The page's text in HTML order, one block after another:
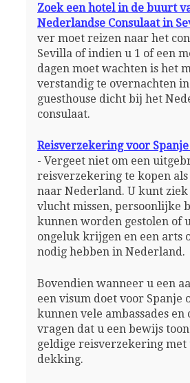
Zoek een hotel in de buurt
Nederlandse Consulaat in
ver moet reizen naar het
Sevilla of indien u 1 of een
dagen moet wachten is het
verstandig te overnachten
guesthouse dicht bij het
consulaat.
Reisverzekering voor
- Vergeet niet om een
reisverzekering te kopen als
naar Nederland. U kunt
vlucht missen, persoonlijke
kunnen worden gestolen of
ongeluk krijgen en een arts
nodig hebben in Nederland.
Bovendien wanneer u een
een visum doet voor Spanje
kunnen vele ambassades en
vragen dat u een bewijs
geldige reisverzekering
dekking.